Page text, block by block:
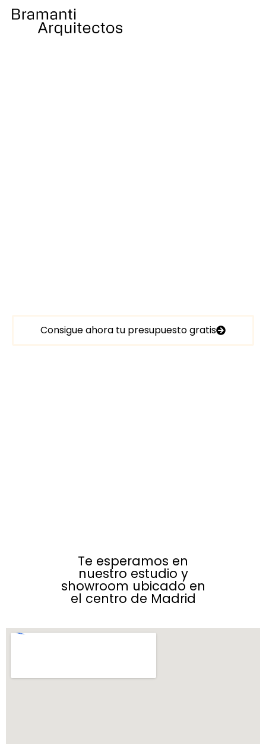
Consigue ahora tu presupuesto gratis
Te esperamos en
nuestro estudio y
showroom ubicado en
el centro de Madrid